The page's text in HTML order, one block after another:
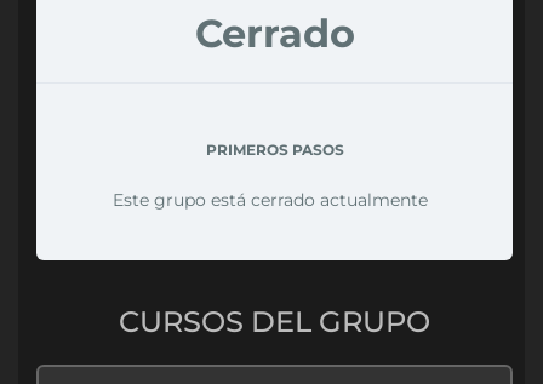
Cerrado
PRIMEROS PASOS
Este grupo está cerrado actualmente
CURSOS DEL GRUPO